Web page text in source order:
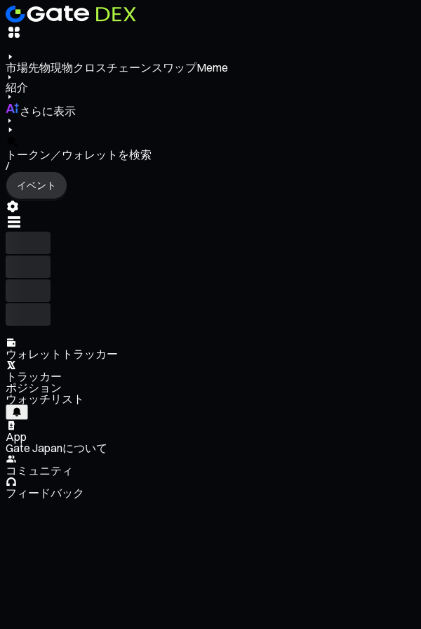
市場先物現物クロスチェーンスワップMeme
紹介
さらに表示
トークン／ウォレットを検索
/
イベント
ウォレットトラッカー
トラッカー
ポジション
ウォッチリスト
App
Gate Japanについて
コミュニティ
フィードバック